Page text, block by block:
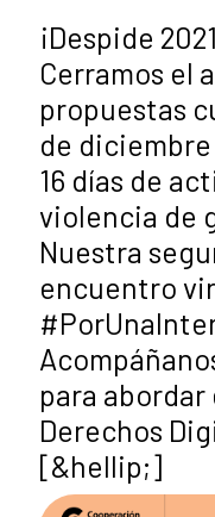
¡Despide
Cerramos el
propuestas
de
16 días de
violencia de
Nuestra
encuentro
para abordar
Derechos
[&hellip;]